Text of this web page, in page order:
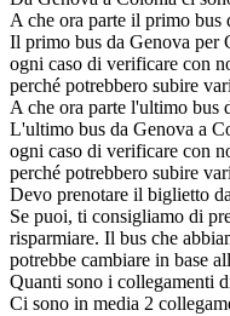
A che ora parte il primo bus
Il primo bus da Genova per
ogni caso di verificare con
perché potrebbero subire
A che ora parte l'ultimo bus
L'ultimo bus da Genova a
ogni caso di verificare con
perché potrebbero subire
Devo prenotare il biglietto
Se puoi, ti consigliamo di
risparmiare. Il bus che
potrebbe cambiare in base
Quanti sono i collegamenti
Ci sono in media 2